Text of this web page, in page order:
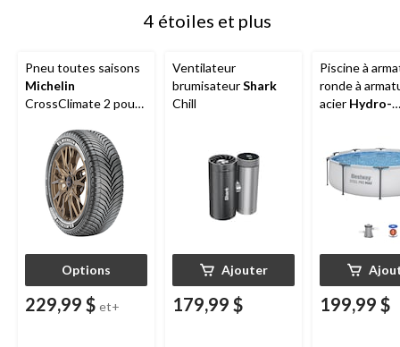
4 étoiles et plus
Pneu toutes saisons
Michelin
CrossClimate 2 pour
et multisegments
Options
229,99 $ et+
Ventilateur
brumisateurShark
Chill
Ajouter
179,99 $
Piscine à
ronde à
acier Hydro-
199,99 $